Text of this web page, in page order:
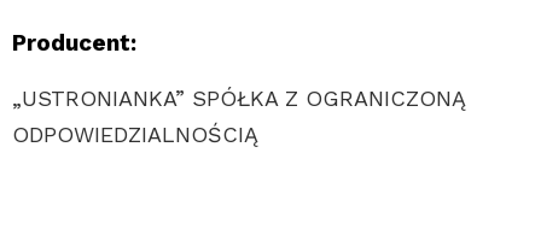
Producent:
„USTRONIANKA” SPÓŁKA Z OGRANICZONĄ
ODPOWIEDZIALNOŚCIĄ